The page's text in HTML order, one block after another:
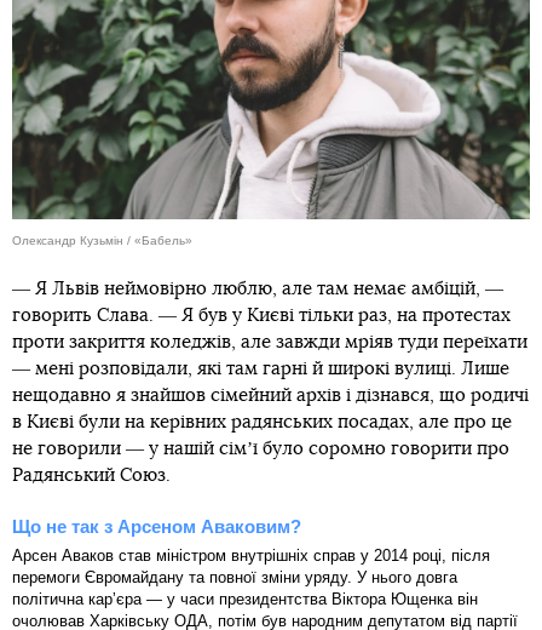
Олександр Кузьмін / «Бабель»
― Я Львів неймовірно люблю, але там немає амбіцій, ―
говорить Слава. ― Я був у Києві тільки раз, на протестах
проти закриття коледжів, але завжди мріяв туди переїхати
― мені розповідали, які там гарні й широкі вулиці. Лише
нещодавно я знайшов сімейний архів і дізнався, що родичі
в Києві були на керівних радянських посадах, але про це
не говорили ― у нашій сімʼї було соромно говорити про
Радянський Союз.
Що не так з Арсеном Аваковим?
Арсен Аваков став міністром внутрішніх справ у 2014 році, після
перемоги Євромайдану та повної зміни уряду. У нього довга
політична карʼєра — у часи президентства Віктора Ющенка він
очолював Харківську ОДА, потім був народним депутатом від партії